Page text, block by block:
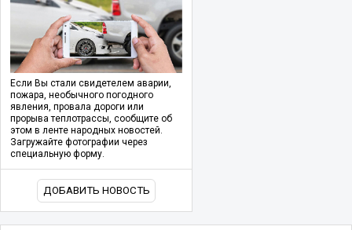
Если Вы стали свидетелем аварии,
пожара, необычного погодного
явления, провала дороги или
прорыва теплотрассы, сообщите об
этом в ленте народных новостей.
Загружайте фотографии через
специальную форму.
ДОБАВИТЬ НОВОСТЬ